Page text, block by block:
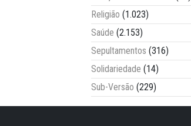
Religião (1.023)
Saúde (2.153)
Sepultamentos (316)
Solidariedade (14)
Sub-Versão (229)